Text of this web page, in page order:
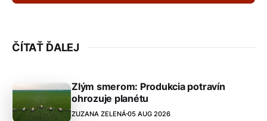
ČÍTAŤ ĎALEJ
Zlým smerom: Produkcia potravín
ohrozuje planétu
ZUZANA ZELENÁ05 AUG 2026